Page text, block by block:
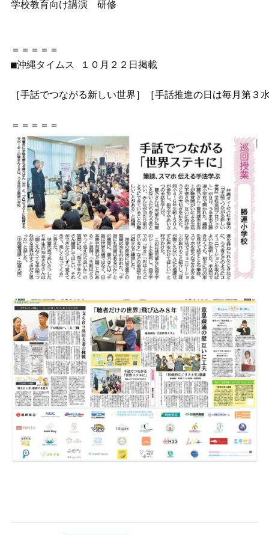
学校教育向け講演　研修
＝＝＝＝＝
■沖縄タイムス １０月２２日掲載
［手話でつながる新しい世界］［手話推進の日は毎月第３
＝＝＝＝＝